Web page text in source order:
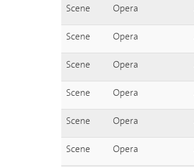
Scene Opera
Scene Opera
Scene Opera
Scene Opera
Scene Opera
Scene Opera